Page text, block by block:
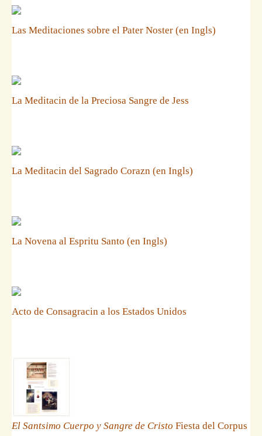
Las Meditaciones sobre el Pater Noster (en Ingls)
La Meditacin de la Preciosa Sangre de Jess
La Meditacin del Sagrado Corazn (en Ingls)
La Novena al Espritu Santo (en Ingls)
Acto de Consagracin a los Estados Unidos
El Santsimo Cuerpo y Sangre de Cristo Fiesta del Corpus